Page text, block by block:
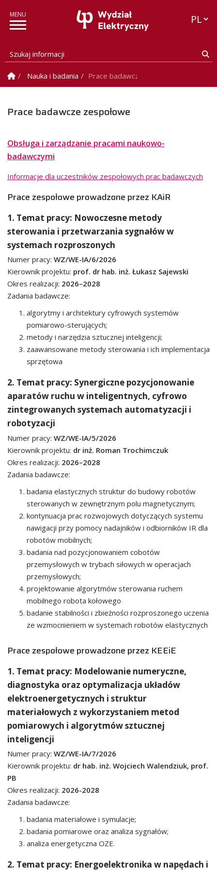
Szukaj informacji
Strona Główna
Nauka i badania Prace badawcze zespołowe
Prace badawcze zespołowe
Obsługa i zarządzanie pracami naukowo-
badawczymi
Informacje dla uczestników zespołowych prac badawczych
Prace zespołowe prowadzone przez KAiR
1. Temat pracy: Nowoczesne metody
sterowania i przetwarzania sygnałów w
systemach rozproszonych
Numer pracy: WZ/WE-IA/6/2026
Kierownik projektu: prof. dr hab. inż. Łukasz Sajewski
Okres realizacji: 2026–2028
Zadania badawcze:
algorytmy i architektury cyfrowych systemów
pomiarowo-sterujących;
metody i narzędzia sztucznej inteligencji;
zaawansowane metody sterowania i ich implementacja
sprzętowa
2. Temat pracy: Synergiczne pozycjonowanie
aparatów ruchu w inteligentnych, cyfrowo
zintegrowanych systemach automatyzacji i
robotyzacji
Numer pracy: WZ/WE-IA/5/2026
Kierownik projektu: dr inż. Roman Trochimczuk
Okres realizacji: 2026–2028
Zadania badawcze:
badania elastycznych struktur do budowy robotów
sterowanych w zewnętrznym polu magnetycznym;
kontynuacja prac rozwojowych dotyczących systemu
nawigacji przy pomocy nadajników i odbiorników IR dla
robotów mobilnych;
badania nad pozycjonowaniem cobotów
przemysłowych w trybach siłowych w operacjach
przemysłowych;
projektowanie algorytmów sterowania ruchem
mobilnego robota kołowego
badanie stabilności i zbieżności rozproszonego uczenia
ze wzmocnieniem w systemach robotów elastycznych
Prace zespołowe prowadzone przez KEEiE
1. Temat pracy: Modelowanie numeryczne,
diagnostyka oraz optymalizacja układów
elektroenergetycznych i struktur
materiałowych z wykorzystaniem metod
pomiarowych i algorytmów sztucznej
inteligencji
Numer pracy: WZ/WE-IA/7/2026
Kierownik projektu: dr hab. inż. Wojciech Walendziuk, prof.
PB
Okres realizacji: 2026-2028
Zadania badawcze:
badania materiałowe i symulacje;
badania pomiarowe oraz analiza sygnałów;
analiza energetyczna OZE.
2. Temat pracy: Energoelektronika w napędach i